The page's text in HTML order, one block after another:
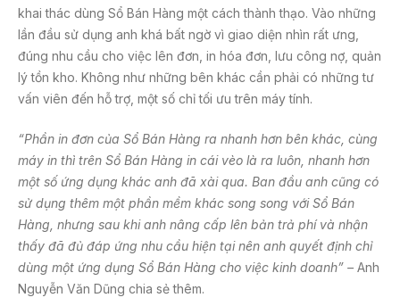
khai thác dùng Sổ Bán Hàng một cách thành thạo. Vào những
lần đầu sử dụng anh khá bất ngờ vì giao diện nhìn rất ưng,
đúng nhu cầu cho việc lên đơn, in hóa đơn, lưu công nợ, quản
lý tồn kho. Không như những bên khác cần phải có những tư
vấn viên đến hỗ trợ, một số chỉ tối ưu trên máy tính.
“Phần in đơn của Sổ Bán Hàng ra nhanh hơn bên khác, cùng
máy in thì trên Sổ Bán Hàng in cái vèo là ra luôn, nhanh hơn
một số ứng dụng khác anh đã xài qua. Ban đầu anh cũng có
sử dụng thêm một phần mềm khác song song với Sổ Bán
Hàng, nhưng sau khi anh nâng cấp lên bản trả phí và nhận
thấy đã đủ đáp ứng nhu cầu hiện tại nên anh quyết định chỉ
dùng một ứng dụng Sổ Bán Hàng cho việc kinh doanh” – Anh
Nguyễn Văn Dũng chia sẻ thêm.